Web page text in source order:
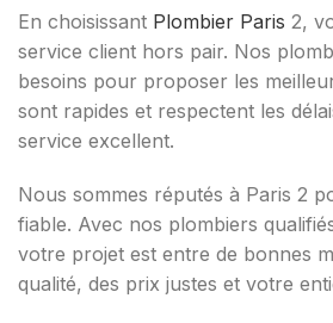
En choisissant Plombier Paris 2,
service client hors pair. Nos
besoins pour proposer les
sont rapides et respectent les
service excellent.
Nous sommes réputés à Paris 2
fiable. Avec nos plombiers
votre projet est entre de bonnes
qualité, des prix justes et votre